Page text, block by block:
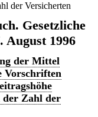
der Versicherten
Gesetzliche
August 1996
der Mittel
Vorschriften
der Zahl der